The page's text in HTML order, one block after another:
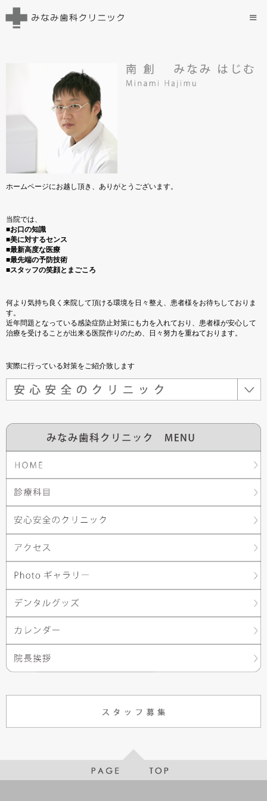
ホームページにお越し頂き、ありがとうございます。
当院では、
■お口の知識
■美に対するセンス
■最新高度な医療
■最先端の予防技術
■スタッフの笑顔とまごころ
何より気持ち良く来院して頂ける環境を日々整え、患者様をお待ちしておりま
す。
近年問題となっている感染症防止対策にも力を入れており、患者様が安心して
治療を受けることが出来る医院作りのため、日々努力を重ねております。
実際に行っている対策をご紹介致します